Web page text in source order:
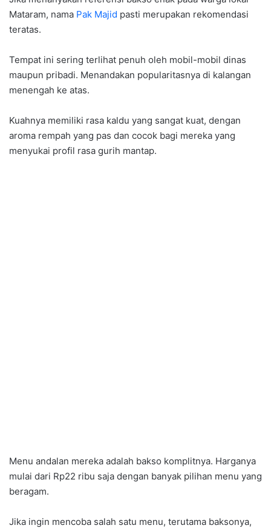
Mataram, nama Pak Majid pasti merupakan rekomendasi
teratas.
Tempat ini sering terlihat penuh oleh mobil-mobil dinas
maupun pribadi. Menandakan popularitasnya di kalangan
menengah ke atas.
Kuahnya memiliki rasa kaldu yang sangat kuat, dengan
aroma rempah yang pas dan cocok bagi mereka yang
menyukai profil rasa gurih mantap.
Menu andalan mereka adalah bakso komplitnya. Harganya
mulai dari Rp22 ribu saja dengan banyak pilihan menu yang
beragam.
Jika ingin mencoba salah satu menu, terutama baksonya,